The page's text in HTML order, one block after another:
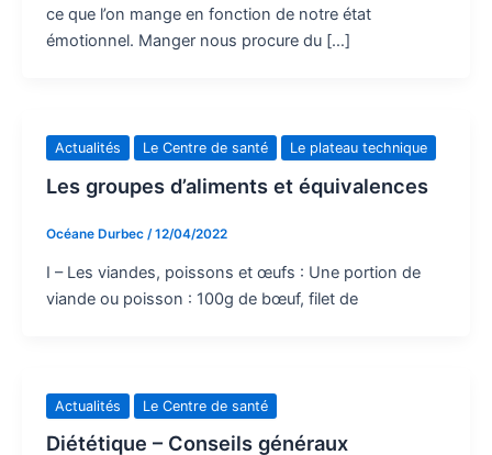
ce que l’on mange en fonction de notre état
émotionnel. Manger nous procure du […]
Actualités Le Centre de santé Le plateau technique
Les groupes d’aliments et équivalences
Océane Durbec /12/04/2022
I – Les viandes, poissons et œufs : Une portion de
viande ou poisson : 100g de bœuf, filet de
Actualités Le Centre de santé
Diététique – Conseils généraux